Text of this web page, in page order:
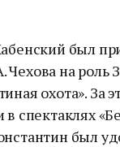
был
на роль
охота». За
в спектаклях
был